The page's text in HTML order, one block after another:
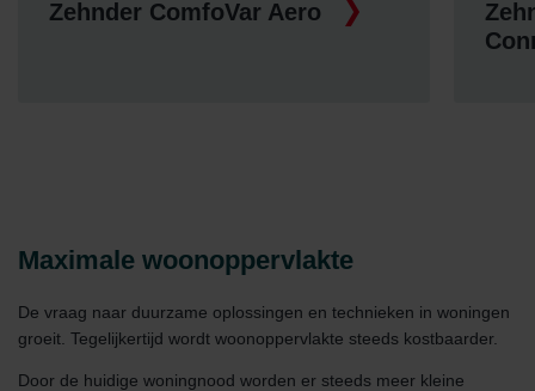
Zehnder ComfoVar Aero
Maximale woonoppervlakte
De vraag naar duurzame oplossingen en technieken in woningen
groeit. Tegelijkertijd wordt woonoppervlakte steeds kostbaarder.
Door de huidige woningnood worden er steeds meer kleine